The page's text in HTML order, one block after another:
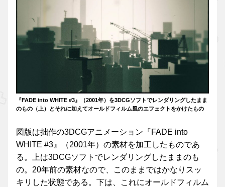
『FADE into WHITE #3』（2001年）を3DCGソフトでレンダリングしたまま
のもの（上）とそれに加えてオールドフィルム風のエフェクトをかけたもの
図版は拙作の3DCGアニメーション『FADE into
WHITE #3』（2001年）の素材を加工したものであ
る。上は3DCGソフトでレンダリングしたままのも
の。20年前の素材なので、このままではかなりスッ
キリした状態である。下は、これにオールドフィルム